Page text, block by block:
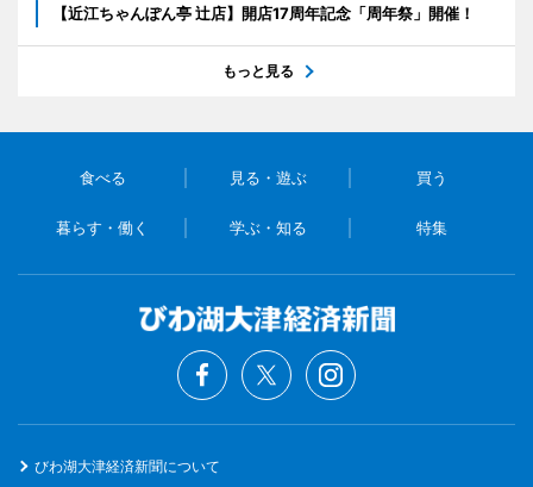
【近江ちゃんぽん亭 辻店】開店17周年記念「周年祭」開催！
もっと見る
食べる 見る・遊ぶ 買う
暮らす・働く 学ぶ・知る 特集
びわ湖大津経済新聞について